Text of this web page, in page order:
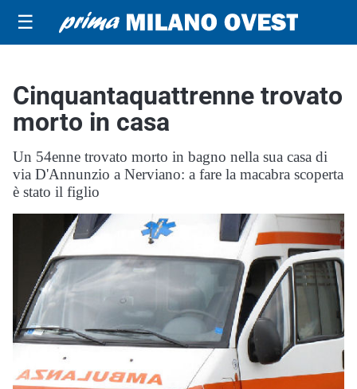
☰
Cinquantaquattrenne trovato
morto in casa
Un 54enne trovato morto in bagno nella sua casa di
via D'Annunzio a Nerviano: a fare la macabra scoperta
è stato il figlio